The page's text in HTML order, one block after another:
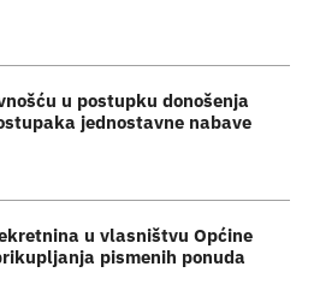
u postupku donošenja
jednostavne nabave
u vlasništvu Općine
pismenih ponuda